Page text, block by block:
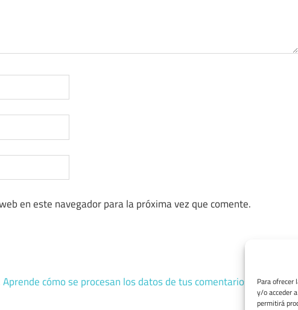
Para ofrecer
y/o acceder
permitirá
en este navegador para la próxima vez que comente.
Aprende cómo se procesan los datos de tus comentarios.